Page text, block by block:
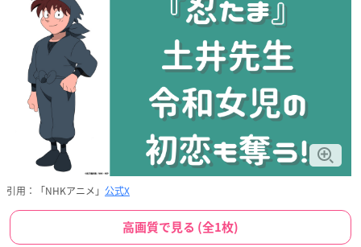
引用：「NHKアニメ」 公式X
高画質で見る (全1枚)